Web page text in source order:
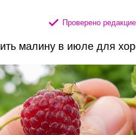
Проверено
малину в июле для